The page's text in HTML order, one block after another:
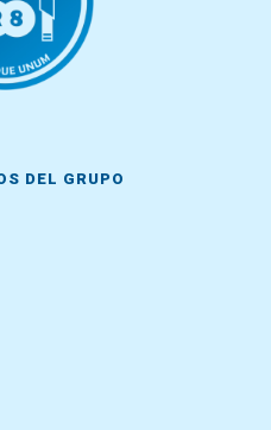
DEL GRUPO